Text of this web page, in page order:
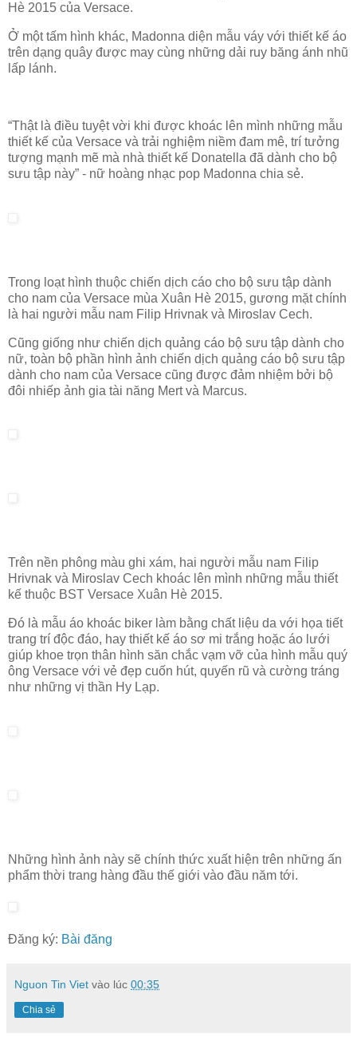
Hè 2015 của Versace.
Ở một tấm hình khác, Madonna diện mẫu váy với thiết kế áo
trên dạng quây được may cùng những dải ruy băng ánh nhũ
lấp lánh.
“Thật là điều tuyệt vời khi được khoác lên mình những mẫu
thiết kế của Versace và trải nghiệm niềm đam mê, trí tưởng
tượng mạnh mẽ mà nhà thiết kế Donatella đã dành cho bộ
sưu tập này” - nữ hoàng nhạc pop Madonna chia sẻ.
Trong loạt hình thuộc chiến dịch cáo cho bộ sưu tập dành
cho nam của Versace mùa Xuân Hè 2015, gương mặt chính
là hai người mẫu nam Filip Hrivnak và Miroslav Cech.
Cũng giống như chiến dịch quảng cáo bộ sưu tập dành cho
nữ, toàn bộ phần hình ảnh chiến dịch quảng cáo bộ sưu tập
dành cho nam của Versace cũng được đảm nhiệm bởi bộ
đôi nhiếp ảnh gia tài năng Mert và Marcus.
Trên nền phông màu ghi xám, hai người mẫu nam Filip
Hrivnak và Miroslav Cech khoác lên mình những mẫu thiết
kế thuộc BST Versace Xuân Hè 2015.
Đó là mẫu áo khoác biker làm bằng chất liệu da với họa tiết
trang trí độc đáo, hay thiết kế áo sơ mi trắng hoặc áo lưới
giúp khoe trọn thân hình săn chắc vạm vỡ của hình mẫu quý
ông Versace với vẻ đẹp cuốn hút, quyến rũ và cường tráng
như những vị thần Hy Lạp.
Những hình ảnh này sẽ chính thức xuất hiện trên những ấn
phẩm thời trang hàng đầu thế giới vào đầu năm tới.
Đăng ký: Bài đăng
Nguon Tin Viet vào lúc 00:35
Chia sẻ